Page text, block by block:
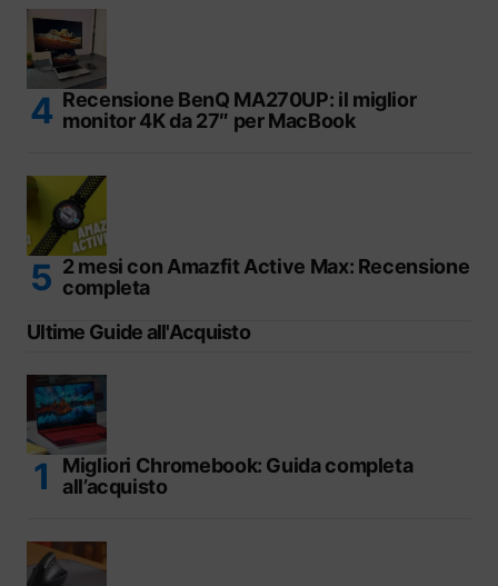
Recensione BenQ MA270UP: il miglior
monitor 4K da 27″ per MacBook
2 mesi con Amazfit Active Max: Recensione
completa
Ultime Guide all'Acquisto
Migliori Chromebook: Guida completa
all’acquisto